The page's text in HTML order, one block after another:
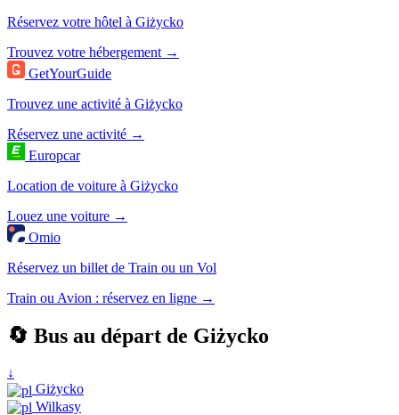
Réservez votre hôtel à Giżycko
Trouvez votre hébergement →
GetYourGuide
Trouvez une activité à Giżycko
Réservez une activité →
Europcar
Location de voiture à Giżycko
Louez une voiture →
Omio
Réservez un billet de Train ou un Vol
Train ou Avion : réservez en ligne →
🔄 Bus au départ de Giżycko
↓
Giżycko
Wilkasy